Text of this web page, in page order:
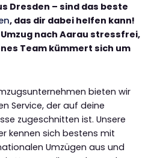
Dresden – sind das beste
, das dir dabei helfen kann!
nach Aarau stressfrei,
Team kümmert sich um
bieten wir
Service, der auf deine
zugeschnitten ist. Unsere
kennen sich bestens mit
Umzügen aus und